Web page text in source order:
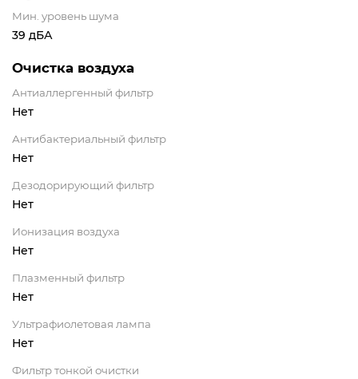
Мин. уровень шума
39 дБА
Очистка воздуха
Антиаллергенный фильтр
Нет
Антибактериальный фильтр
Нет
Дезодорирующий фильтр
Нет
Ионизация воздуха
Нет
Плазменный фильтр
Нет
Ультрафиолетовая лампа
Нет
Фильтр тонкой очистки